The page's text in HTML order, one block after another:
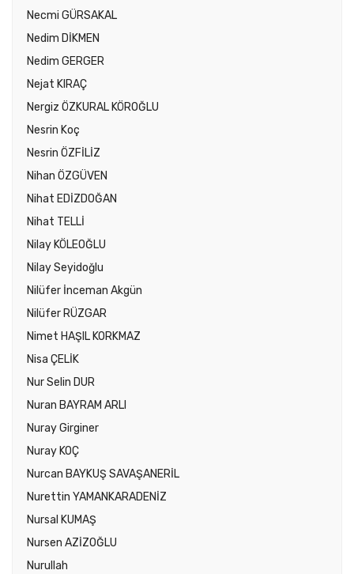
Necmi GÜRSAKAL
Nedim DİKMEN
Nedim GERGER
Nejat KIRAÇ
Nergiz ÖZKURAL KÖROĞLU
Nesrin Koç
Nesrin ÖZFİLİZ
Nihan ÖZGÜVEN
Nihat EDİZDOĞAN
Nihat TELLİ
Nilay KÖLEOĞLU
Nilay Seyidoğlu
Nilüfer İnceman Akgün
Nilüfer RÜZGAR
Nimet HAŞIL KORKMAZ
Nisa ÇELİK
Nur Selin DUR
Nuran BAYRAM ARLI
Nuray Girginer
Nuray KOÇ
Nurcan BAYKUŞ SAVAŞANERİL
Nurettin YAMANKARADENİZ
Nursal KUMAŞ
Nursen AZİZOĞLU
Nurullah